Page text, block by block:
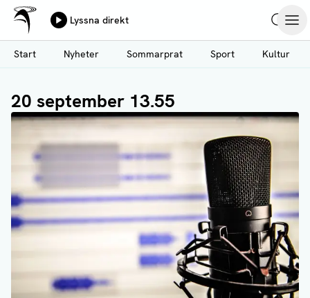
Hoppa
till
huvudinnehåll
Ålands Radio & TV
Lyssna direkt
Start
Nyheter Sommarprat Sport Kultur
20 september 13.55